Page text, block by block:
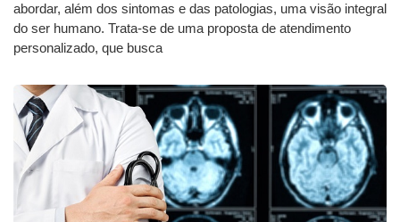
abordar, além dos sintomas e das patologias, uma visão integral
do ser humano. Trata-se de uma proposta de atendimento
personalizado, que busca